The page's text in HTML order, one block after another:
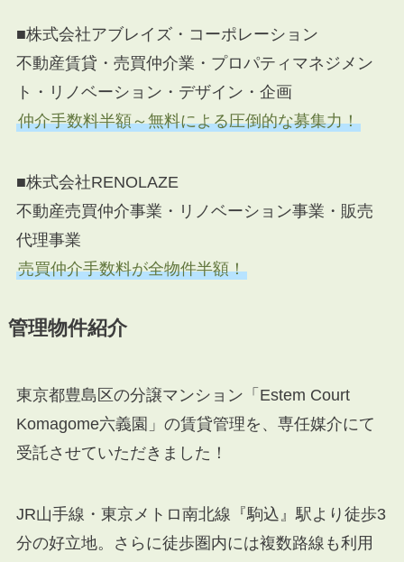
■株式会社アブレイズ・コーポレーション
不動産賃貸・売買仲介業・プロパティマネジメン
ト・リノベーション・デザイン・企画
仲介手数料半額～無料による圧倒的な募集力！
■株式会社RENOLAZE
不動産売買仲介事業・リノベーション事業・販売
代理事業
売買仲介手数料が全物件半額！
管理物件紹介
東京都豊島区の分譲マンション「Estem Court
Komagome六義園」の賃貸管理を、専任媒介にて
受託させていただきました！
JR山手線・東京メトロ南北線『駒込』駅より徒歩3
分の好立地。さらに徒歩圏内には複数路線も利用